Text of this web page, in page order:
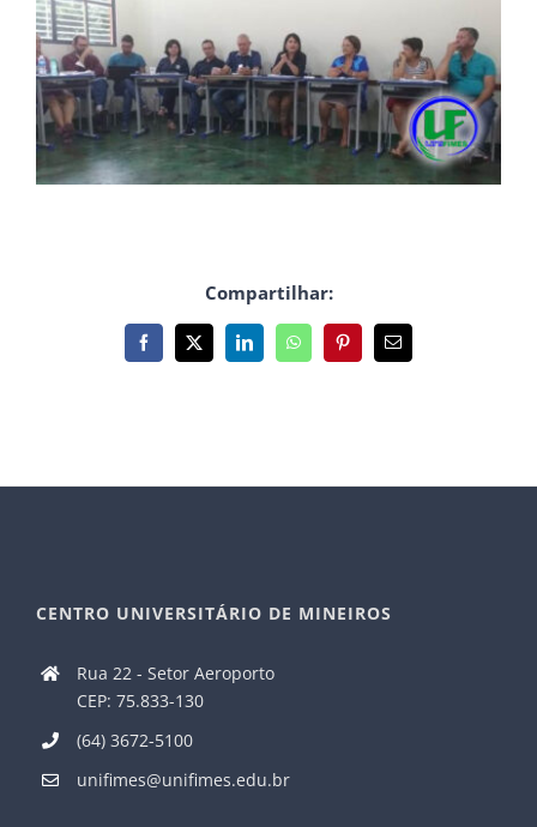
Compartilhar:
Facebook
X LinkedInWhatsAppPinterest
E-
mail
CENTRO UNIVERSITÁRIO DE MINEIROS
Rua 22 - Setor Aeroporto
CEP: 75.833-130
(64) 3672-5100
unifimes@unifimes.edu.br